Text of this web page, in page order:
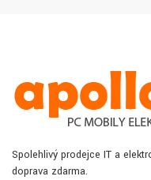
Spolehlivý prodejce IT a
doprava zdarma.